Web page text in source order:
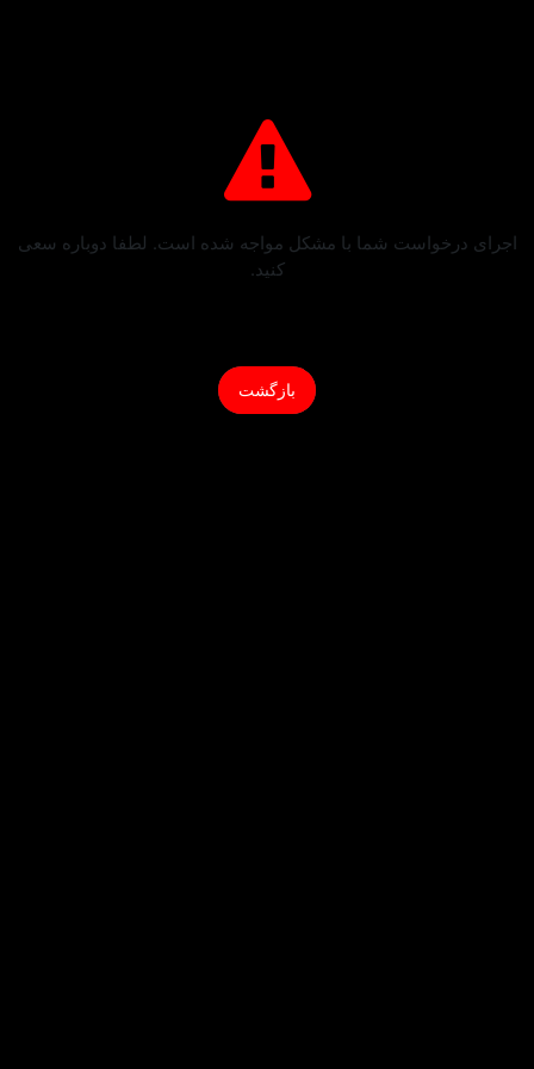
اجرای درخواست شما با مشکل مواجه شده است. لطفا دوباره سعی
کنید.
بازگشت